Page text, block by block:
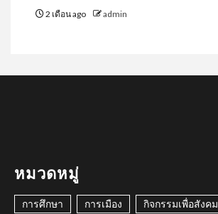
2 เดือน ago admin
หมวดหมู่
การศึกษา การเมือง กิจกรรมเพื่อสังคม